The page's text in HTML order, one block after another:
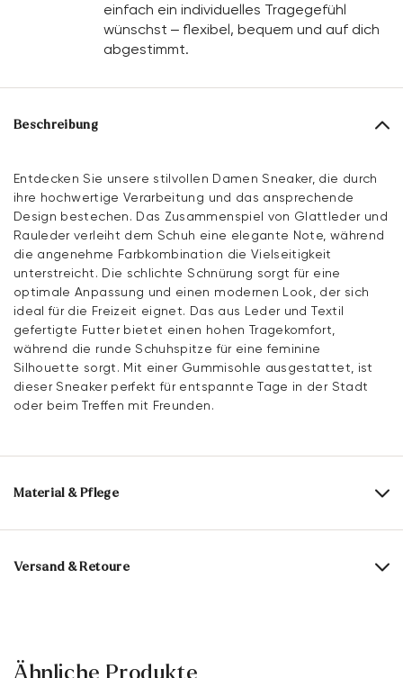
einfach ein individuelles Tragegefühl
wünschst – flexibel, bequem und auf dich
abgestimmt.
Beschreibung
Entdecken Sie unsere stilvollen Damen Sneaker, die durch
ihre hochwertige Verarbeitung und das ansprechende
Design bestechen. Das Zusammenspiel von Glattleder und
Rauleder verleiht dem Schuh eine elegante Note, während
die angenehme Farbkombination die Vielseitigkeit
unterstreicht. Die schlichte Schnürung sorgt für eine
optimale Anpassung und einen modernen Look, der sich
ideal für die Freizeit eignet. Das aus Leder und Textil
gefertigte Futter bietet einen hohen Tragekomfort,
während die runde Schuhspitze für eine feminine
Silhouette sorgt. Mit einer Gummisohle ausgestattet, ist
dieser Sneaker perfekt für entspannte Tage in der Stadt
oder beim Treffen mit Freunden.
Material & Pflege
Produktionsgrößengang: EU-Größen
Obermaterial:
Material Innensohle:
Versand & Retoure
30 Tage kostenfreie Rückgabe
Ähnliche Produkte